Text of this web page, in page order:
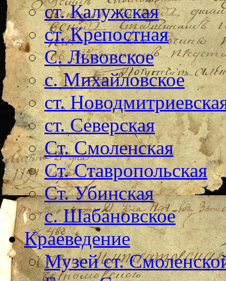
ст. Калужская
ст. Крепостная
С. Львовское
с. Михайловское
ст.
ст. Северская
Ст. Смоленская
Ст. Ставропольская
Ст. Убинская
с. Шабановское
Краеведение
Музей ст.